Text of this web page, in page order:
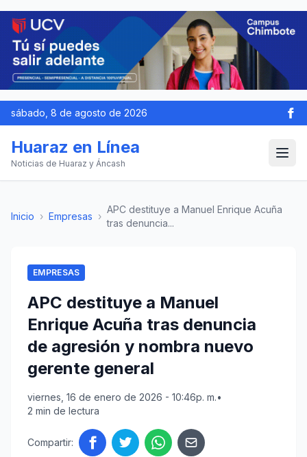
sábado, 8 de agosto de 2026
Huaraz en Línea
Noticias de Huaraz y Áncash
Inicio › Empresas ›
APC destituye a Manuel Enrique Acuña
tras denuncia...
EMPRESAS
APC destituye a Manuel
Enrique Acuña tras denuncia
de agresión y nombra nuevo
gerente general
viernes, 16 de enero de 2026 - 10:46p. m.•
2 min de lectura
Compartir: